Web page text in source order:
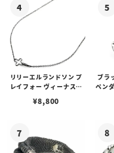
リリーエルランドソン プ
レイフォー ヴィーナスチ
¥8,800
ブラ
ペン